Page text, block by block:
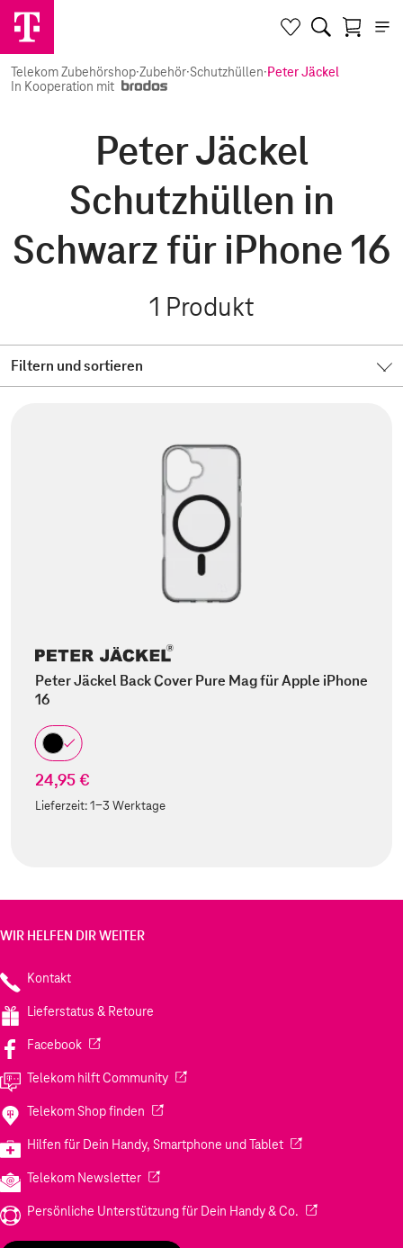
Telekom Zubehörshop·Zubehör·Schutzhüllen·Peter Jäckel
In Kooperation mit
Peter Jäckel
Schutzhüllen in
Schwarz für iPhone 16
1 Produkt
Filtern und sortieren
Peter Jäckel Back Cover Pure Mag für Apple iPhone
16
24,95 €
Lieferzeit:1-3 Werktage
WIR HELFEN DIR WEITER
Kontakt
Lieferstatus & Retoure
Facebook(Wird in einem neuen Tab geöffnet)
Telekom hilft Community(Wird in einem neuen Tab geöffnet)
Telekom Shop finden (Wird in einem neuen Tab geöffnet)
Hilfen für Dein Handy, Smartphone und Tablet(Wird in einem
Telekom Newsletter(Wird in einem neuen Tab geöffnet)
Persönliche Unterstützung für Dein Handy & Co. (Wird in einem